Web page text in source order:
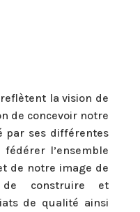
la vision de
de concevoir notre
par ses différentes
l’ensemble
de notre image de
construire et
de qualité ainsi